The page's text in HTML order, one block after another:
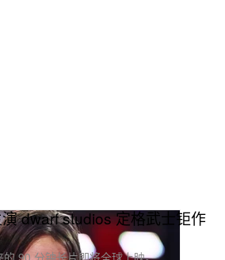
dwarf studios 定格武士钜作
90 分钟长片即将全球上映。